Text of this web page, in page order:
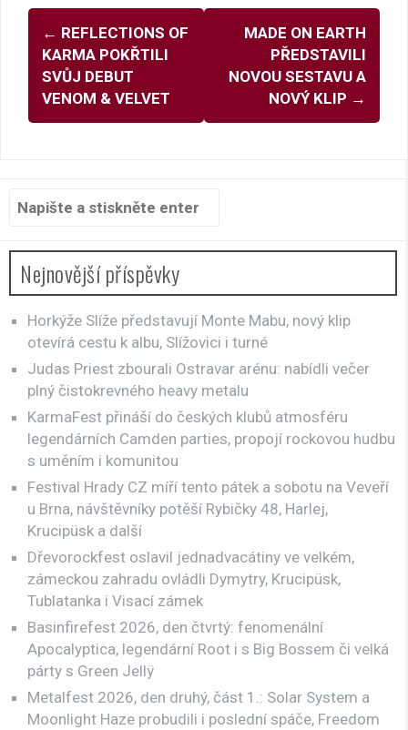
Navigace
pro
příspěvky
← REFLECTIONS OF
KARMA POKŘTILI
SVŮJ DEBUT
VENOM & VELVET
MADE ON EARTH
PŘEDSTAVILI
NOVOU SESTAVU A
NOVÝ KLIP →
Hledat:
Nejnovější příspěvky
Horkýže Slíže představují Monte Mabu, nový klip
otevírá cestu k albu, Slížovici i turné
Judas Priest zbourali Ostravar arénu: nabídli večer
plný čistokrevného heavy metalu
KarmaFest přináší do českých klubů atmosféru
legendárních Camden parties, propojí rockovou hudbu
s uměním i komunitou
Festival Hrady CZ míří tento pátek a sobotu na Veveří
u Brna, návštěvníky potěší Rybičky 48, Harlej,
Krucipüsk a další
Dřevorockfest oslavil jednadvacátiny ve velkém,
zámeckou zahradu ovládli Dymytry, Krucipüsk,
Tublatanka i Visací zámek
Basinfirefest 2026, den čtvrtý: fenomenální
Apocalyptica, legendární Root i s Big Bossem či velká
párty s Green Jellÿ
Metalfest 2026, den druhý, část 1.: Solar System a
Moonlight Haze probudili i poslední spáče, Freedom